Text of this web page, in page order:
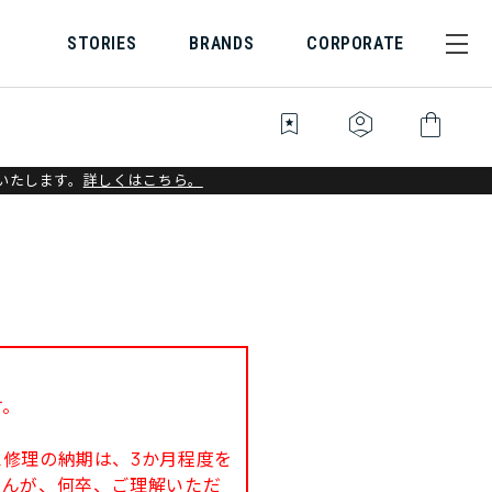
STORIES BRANDS CORPORATE
bookmark_star identity_platform shopping_bag
します。 詳しくはこちら。
理の納期は、3か月程度を
が、何卒、ご理解いただ